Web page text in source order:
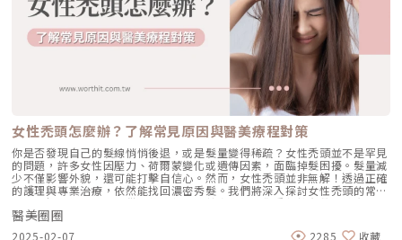
孔、細紋、色素、刺青、肝斑、顴骨母斑、太田母斑等問題者。 豐富臨床
經驗：幾乎無傷口、紅腫，且恢復期短，甚至不易反黑，僅單次療程就有明
顯效果。 精準解決黑色素困擾：：755nm波長針對亞洲人的膚質，專注對
抗黑色素，展現卓越效果。不易被血管吸收，因此無需擔心恢復期的問題。
近無恢復期：不易引起反黑，單次使用效果明顯，且隔天即可上妝。鉑金蜂
巢皮秒和PICOSURE皮秒大比拚PICOSURE PRO鉑金蜂巢皮秒呈現效果的
時間？隨著每個人的膚況不同，因此療程強度也會不同。一般而言，使用平
頭和蜂巢治療後，約2至3天左右皮膚即呈現明顯的透亮細緻。對於淺層斑
點，大約在3至4天結痂後，可以觀察到斑點淡化。皮膚組織一般約在一週左
右完成更新；但是要看到色素和膚質全面改善，可能需要約2個月的時間。
PICOSURE PRO鉑金蜂巢皮秒舒適度和恢復期？在進行療程中會感受到輕
微的溫熱感，療程後皮膚會出現微紅，部分區域有輕微的結痂現象，近無恢
復期，無明顯傷口，建議在療程後充分保濕修護，並加強防曬措施。散發由
內而外的光澤，為肌膚帶來轉變以往為了追求療程效果，雷射往往採用過度
破壞角質的方式，卻忽略了對皮膚角質層，導致療程後恢復期較長，同時也
提升了反黑的風險。唯有當皮膚真正健康時，才能擁有天然的防護屏障，減
緩老化過程、延續療程效果，有效對抗色素以及外界多項侵害。PICOSURE
PRO鉑金蜂巢皮秒能保護肌膚的安全儀器，在不損害角質層前提下，以優越
的技術改善色素斑點和膚色不均等問題，含能刺激膠原蛋白增生。持之以恆
者頭皮真皮內施打局部麻醉。 醫師以一平方公分為單位，將PRP注入需要
生髮的頭皮部位。哪些人需要PRP生髮治療？搞懂3個適用時機、4個適用
族群（圖／首盛診所-簡銘成醫師提供）看完PRP生髮的治療原理與流程之
後，相信大家對於PRP都有更深入的認識，但你可能仍不確定自己適不適合
進行PRP生髮療程，以下彙整出PRP生髮療程的4大適用族群、3個適用時
機，幫助大家初步評估，但詳細的狀況仍需要經由專業醫師評估：【PRP生
髮適用族群】 雄性禿 女性掉髮 圓形禿 植髮手術修復【PRP生髮適用時機】
出現頭髮稀疏問題。 植髮手術中進行PRP生髮治療可以提升存活度。 植髮
手術後進行PRP生髮治療可加速傷口復原。*參考資料：Uebel, Carlos
Oscar, et al. “The role of platelet plasma growth factors in male
pattern baldness surgery.” Plastic and reconstructive surgery 118.6
(2006): 1458-1466.​PRP生髮與植髮手術差異為何？簡單來說，PRP生髮
就像是在頭皮上進行「健康灌溉」，它利用自身的血小板，為毛囊提供養
分，幫助那些還沒完全萎縮的毛囊重回生長期，讓頭髮變得更粗硬健康；而
植髮手術則像是「重新播種」，當你的毛囊已經完全萎縮，導致禿髮部位光
溜溜時，即無法藉由PRP治療讓髮絲憑空長出，這時就輪到植髮手術派上用
場了！植髮會透過移植健康毛囊到禿髮區域，讓髮量重現豐盈。此外，相信
不少人可能都誤以為這兩種療程需要二選一，但其實它們是相輔相成的！在
上一段介紹PRP生髮適用時機的內容中，可見許多醫師也會在植髮手術後搭
女性禿頭怎麼辦？了解常見原因與醫美療程對策
你是否發現自己的髮線悄悄後退，或是髮量變得稀疏？女性禿頭並不是罕見
的問題，許多女性因壓力、荷爾蒙變化或遺傳因素，面臨掉髮困擾。髮量減
少不僅影響外貌，還可能打擊自信心。然而，女性禿頭並非無解！透過正確
的護理與專業治療，依然能找回濃密秀髮。我們將深入探討女性禿頭的常見
原因、解決對策，並提供醫美療程的改善方法，讓你重新擁有豐盈健康的頭
髮！女性禿頭10大常見原因當發現自己的髮量逐漸變少，髮際線悄悄後退，
許多女性會感到焦慮不安。其實，女性禿頭的成因相當多元，可能與荷爾蒙
醫美圈圈
2025-02-07 2285 收藏